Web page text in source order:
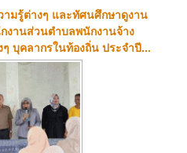
มรู้ต่างๆ และทัศนศึกษาดูงาน
งานส่วนตำบลพนักงานจ้าง
บุคลากรในท้องถิ่น ประจำปี...